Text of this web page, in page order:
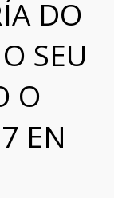
DO
SEU
O
EN